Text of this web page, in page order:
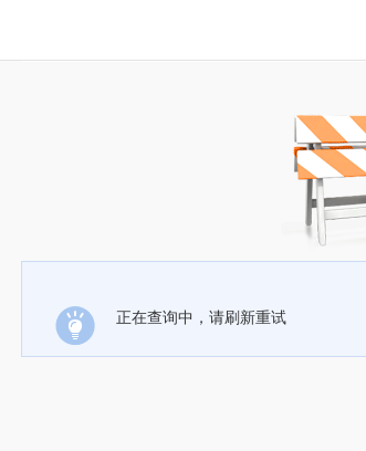
正在查询中，请刷新重试